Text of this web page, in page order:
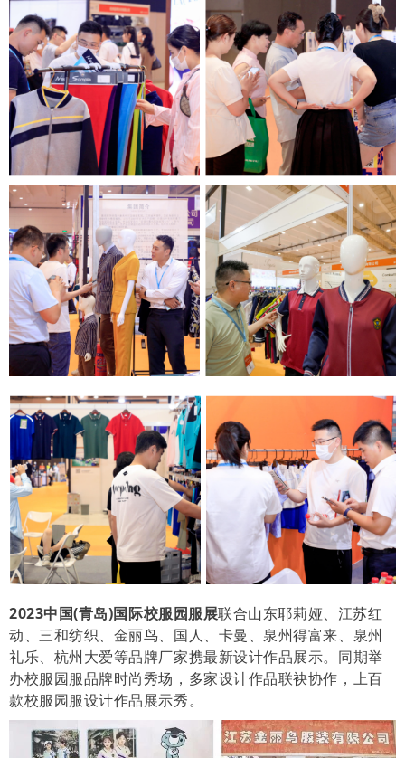
2023中国(青岛)国际校服园服展联合山东耶莉娅、江苏红
动、三和纺织、金丽鸟、国人、卡曼、泉州得富来、泉州
礼乐、杭州大爱等品牌厂家携最新设计作品展示。同期举
办校服园服品牌时尚秀场，多家设计作品联袂协作，上百
款校服园服设计作品展示秀。